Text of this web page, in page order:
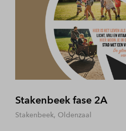
Stakenbeek fase 2A
Stakenbeek, Oldenzaal